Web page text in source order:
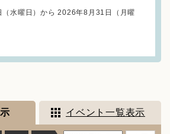
水曜日）から 2026年8月31日（月曜
イベント一覧表示